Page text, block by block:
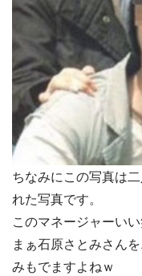
ちなみにこの写真は
れた写真です。
このマネージャーい
まぁ石原さとみさん
みもでますよねｗ